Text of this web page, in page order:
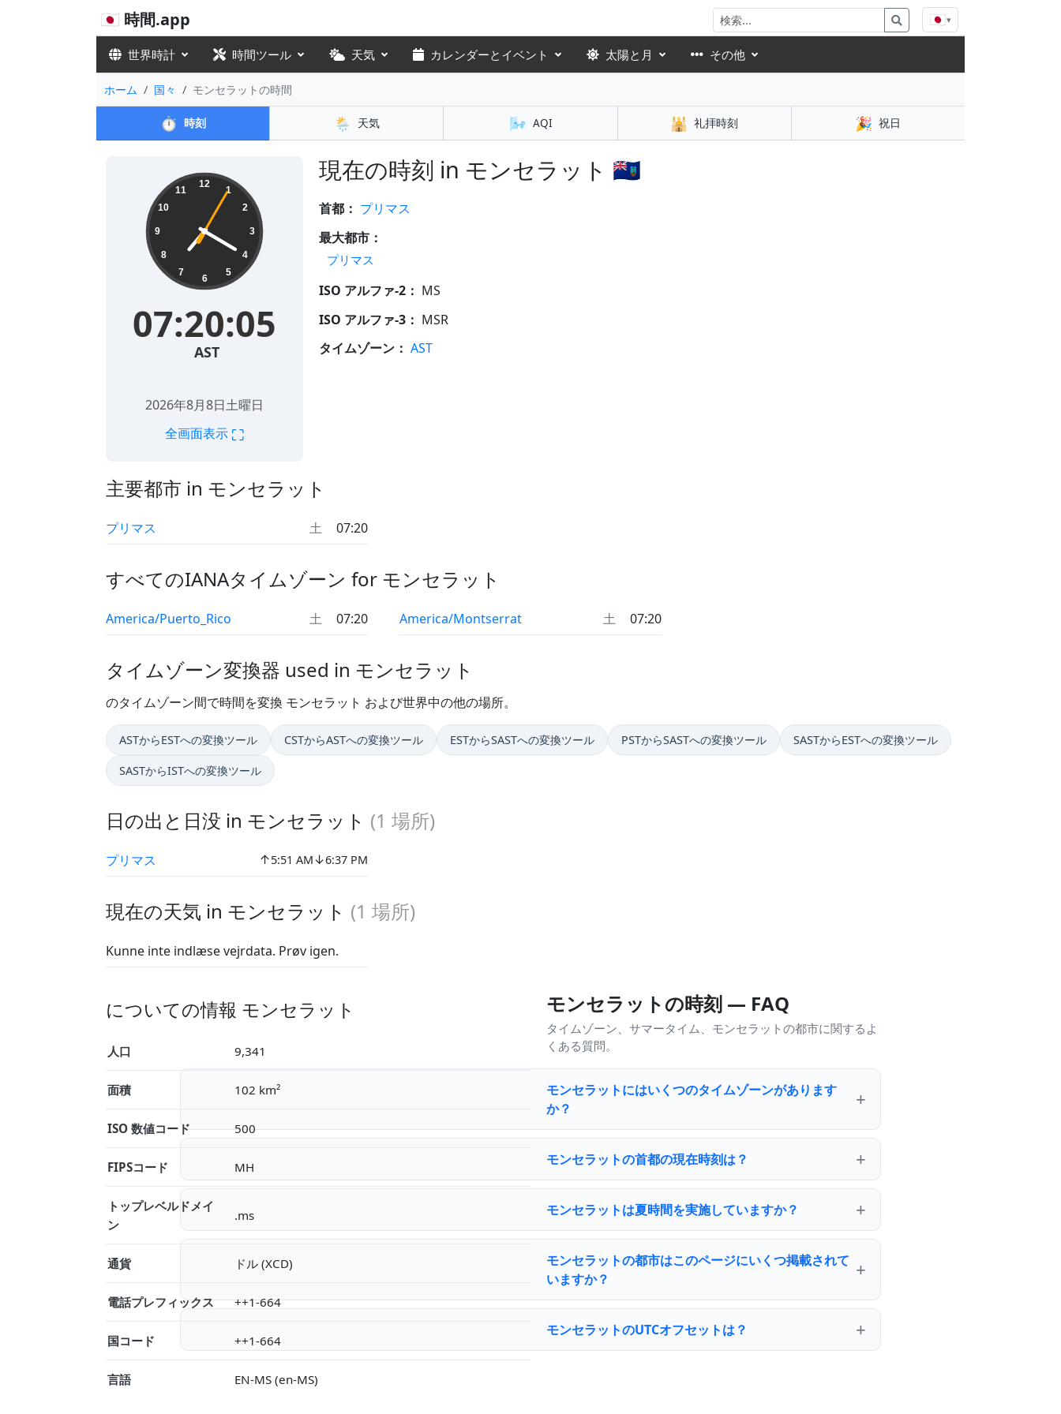
🇯🇵 時間.app 🇯🇵▾
世界時計 時間ツール 天気 カレンダーとイベント 太陽と月 その他
ホーム 国々 モンセラットの時間
⏱️ 時刻 🌦️ 天気 🌬️ AQI 🕌 礼拝時刻 🎉 祝日
現在の時刻 in モンセラット 🇲🇸
12
1
2
3
4
5
6
7
8
9
10
11
07:20:05
AST
2026年8月8日土曜日
全画面表示 ⛶
首都： プリマス
最大都市：
プリマス
ISO アルファ-2： MS
ISO アルファ-3： MSR
タイムゾーン： AST
主要都市 in モンセラット
プリマス 土 07:20
すべてのIANAタイムゾーン for モンセラット
America/Puerto_Rico 土 07:20 America/Montserrat 土 07:20
タイムゾーン変換器 used in モンセラット
のタイムゾーン間で時間を変換 モンセラット および世界中の他の場所。
ASTからESTへの変換ツール CSTからASTへの変換ツール ESTからSASTへの変換ツール PSTからSASTへの変換ツール SASTからESTへの変換ツール
SASTからISTへの変換ツール
日の出と日没 in モンセラット (1 場所)
プリマス ↑5:51 AM↓6:37 PM
現在の天気 in モンセラット (1 場所)
Kunne inte indlæse vejrdata. Prøv igen.
についての情報 モンセラット
人口 9,341
面積 102 km²
ISO 数値コード 500
FIPSコード MH
トップレベルドメイ
ン
.ms
通貨 ドル (XCD)
電話プレフィックス ++1-664
国コード ++1-664
言語 EN-MS (en-MS)
モンセラットの時刻 — FAQ
タイムゾーン、サマータイム、モンセラットの都市に関するよ
くある質問。
モンセラットにはいくつのタイムゾーンがあります
か？
モンセラットの首都の現在時刻は？
モンセラットは夏時間を実施していますか？
モンセラットの都市はこのページにいくつ掲載されて
いますか？
モンセラットのUTCオフセットは？